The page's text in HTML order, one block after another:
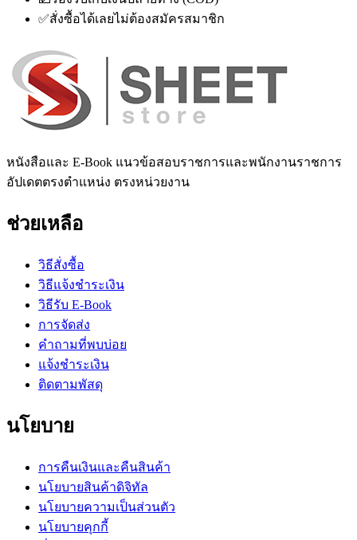
✅สั่งซื้อได้เลยไม่ต้องสมัครสมาชิก
หนังสือและ E-Book แนวข้อสอบราชการและพนักงานราชการ
อัปเดตตรงตำแหน่ง ตรงหน่วยงาน
ช่วยเหลือ
วิธีสั่งซื้อ
วิธีแจ้งชำระเงิน
วิธีรับ E-Book
การจัดส่ง
คำถามที่พบบ่อย
แจ้งชำระเงิน
ติดตามพัสดุ
นโยบาย
การคืนเงินและคืนสินค้า
นโยบายสินค้าดิจิทัล
นโยบายความเป็นส่วนตัว
นโยบายคุกกี้